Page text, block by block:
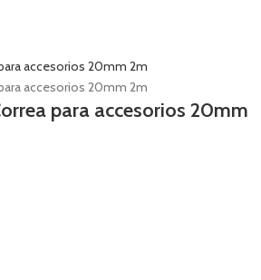
para accesorios 20mm